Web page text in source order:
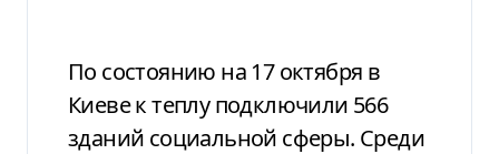
По состоянию на 17 октября в
Киеве к теплу подключили 566
зданий социальной сферы. Среди